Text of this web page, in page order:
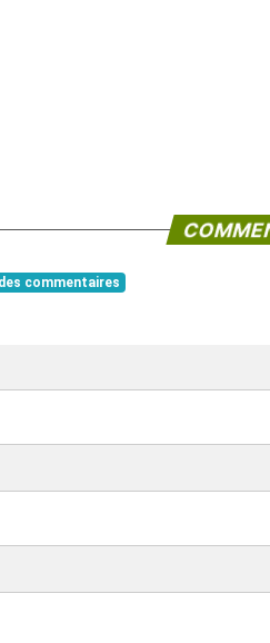
commentaires